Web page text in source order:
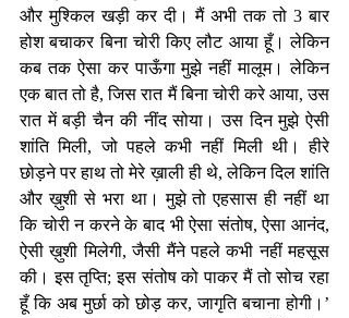
और मुश्किल खड़ी कर दी। मैं अभी तक तो 3 बार
होश बचाकर बिना चोरी किए लौट आया हूँ। लेकिन
कब तक ऐसा कर पाऊँगा मुझे नहीं मालूम। लेकिन
एक बात तो है, जिस रात मैं बिना चोरी करे आया, उस
रात में बड़ी चैन की नींद सोया। उस दिन मुझे ऐसी
शांति मिली, जो पहले कभी नहीं मिली थी। हीरे
छोड़ने पर हाथ तो मेरे ख़ाली ही थे, लेकिन दिल शांति
और ख़ुशी से भरा था। मुझे तो एहसास ही नहीं था
कि चोरी न करने के बाद भी ऐसा संतोष, ऐसा आनंद,
ऐसी ख़ुशी मिलेगी, जैसी मैंने पहले कभी नहीं महसूस
की। इस तृप्ति; इस संतोष को पाकर मैं तो सोच रहा
हूँ कि अब मुर्छा को छोड़ कर, जागृति बचाना होगी।’